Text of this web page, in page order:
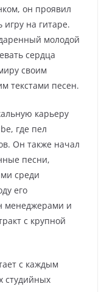
он проявил
игру на гитаре.
молодой
сердца
своим
текстами песен.
карьеру
где пел
Он также начал
песни,
среди
его
менеджерами и
с крупной
с каждым
студийных